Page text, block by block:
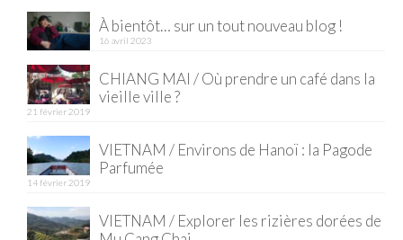
Danemark
Copenhague
Portugal
Lisbonne
Royaume-Uni
GUIDES FOOD
À bientôt… sur un tout nouveau blog !
16 avril 2023
CHIANG MAI / Où prendre un café dans la
vieille ville ?
21 février 2019
VIETNAM / Environs de Hanoï : la Pagode
Parfumée
14 février 2019
VIETNAM / Explorer les rizières dorées de